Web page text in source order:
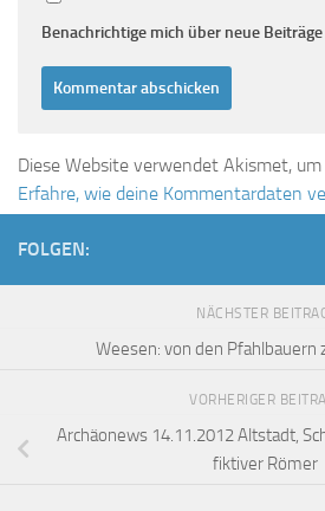
Benachrichtige mich über neue
Diese Website verwendet Akismet, um
Erfahre, wie deine Kommentardaten
FOLGEN:
NÄCHSTER
Weesen: von den
VORHERIGER
Archäonews 14.11.2012 Altstadt,
fiktiver Römer